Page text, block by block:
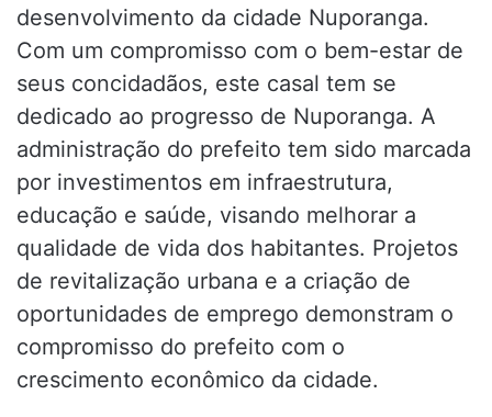
desenvolvimento da cidade Nuporanga.
Com um compromisso com o bem-estar de
seus concidadãos, este casal tem se
dedicado ao progresso de Nuporanga. A
administração do prefeito tem sido marcada
por investimentos em infraestrutura,
educação e saúde, visando melhorar a
qualidade de vida dos habitantes. Projetos
de revitalização urbana e a criação de
oportunidades de emprego demonstram o
compromisso do prefeito com o
crescimento econômico da cidade.